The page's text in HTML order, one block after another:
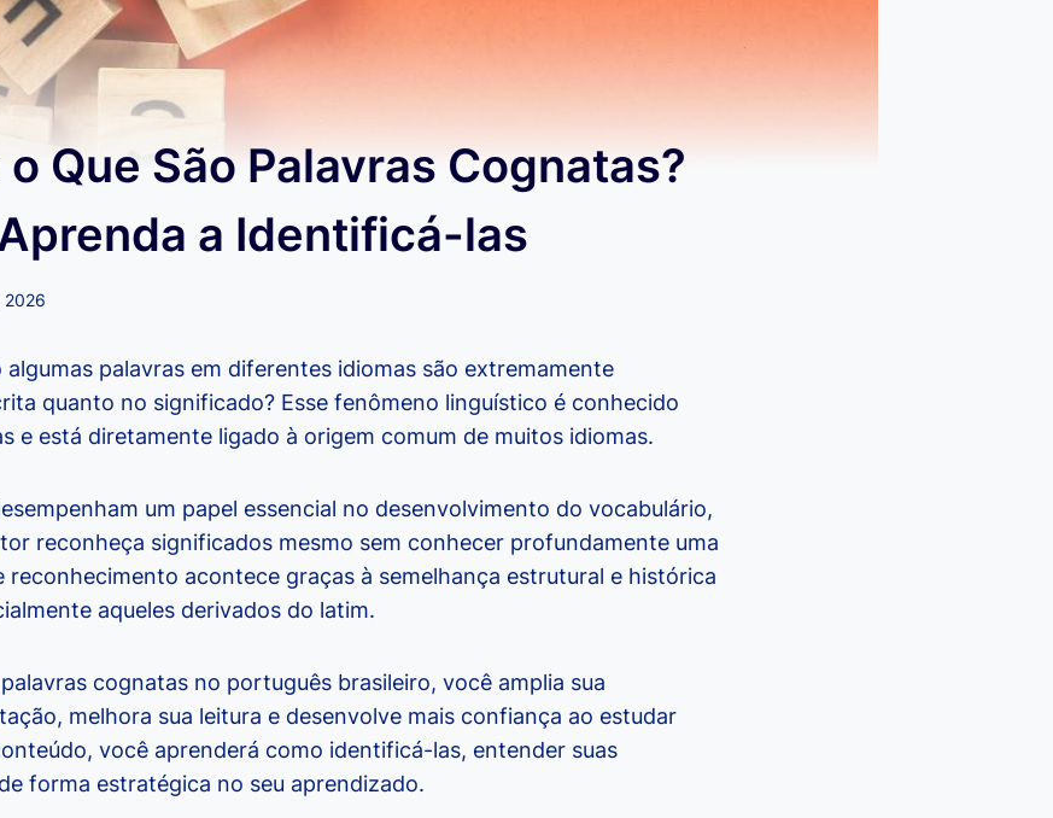
Que São Palavras Cognatas?
a Identificá-las
2026
palavras em diferentes idiomas são extremamente
quanto no significado? Esse fenômeno linguístico é conhecido
e está diretamente ligado à origem comum de muitos idiomas.
um papel essencial no desenvolvimento do vocabulário,
reconheça significados mesmo sem conhecer profundamente uma
reconhecimento acontece graças à semelhança estrutural e histórica
aqueles derivados do latim.
cognatas no português brasileiro, você amplia sua
melhora sua leitura e desenvolve mais confiança ao estudar
você aprenderá como identificá-las, entender suas
forma estratégica no seu aprendizado.